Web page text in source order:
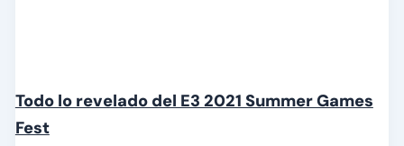
Todo lo revelado del E3 2021 Summer Games
Fest